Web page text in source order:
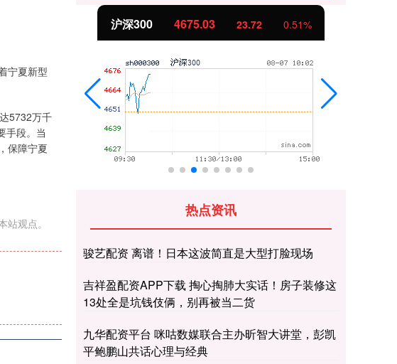
宁夏新型
5732万千
手段。当
保障宁夏
观点。
沪深300 4675.03 23.72 0.51%
热点资讯
骏艺配资 离谱！日本这波简直是大型打脸现场
吉祥盈配资APP下载 掏心掏肺大实话！房子装修这
13处全是坑钱伎俩，别再被当二货
九华配资平台 咪咕数媒联合主办昕智大讲堂，彭凯
平鲍鹏山共话心理与经典